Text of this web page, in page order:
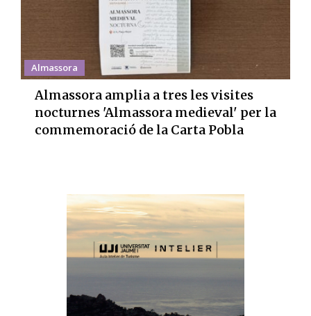
Almassora
Almassora amplia a tres les visites
nocturnes 'Almassora medieval' per la
commemoració de la Carta Pobla